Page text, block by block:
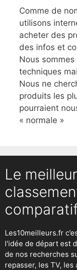
Comme de
utilisons
acheter des
des infos et
Nous sommes
techniques
Nous ne
produits les
pourraient
« normale »
Le
Les10meilleurs.fr
l'idée de départ est
de nos recherches
repasser, les TV, les